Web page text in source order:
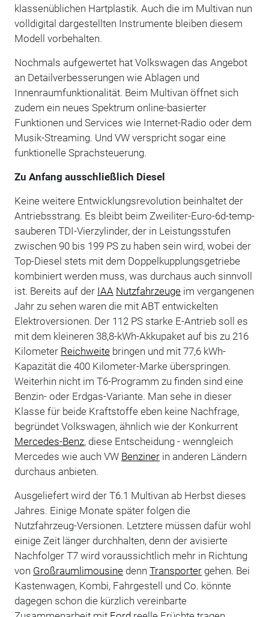
klassenüblichen Hartplastik. Auch die im Multivan nun
volldigital dargestellten Instrumente bleiben diesem
Modell vorbehalten.
Nochmals aufgewertet hat Volkswagen das Angebot
an Detailverbesserungen wie Ablagen und
Innenraumfunktionalität. Beim Multivan öffnet sich
zudem ein neues Spektrum online-basierter
Funktionen und Services wie Internet-Radio oder dem
Musik-Streaming. Und VW verspricht sogar eine
funktionelle Sprachsteuerung.
Zu Anfang ausschließlich Diesel
Keine weitere Entwicklungsrevolution beinhaltet der
Antriebsstrang. Es bleibt beim Zweiliter-Euro-6d-temp-
sauberen TDI-Vierzylinder, der in Leistungsstufen
zwischen 90 bis 199 PS zu haben sein wird, wobei der
Top-Diesel stets mit dem Doppelkupplungsgetriebe
kombiniert werden muss, was durchaus auch sinnvoll
ist. Bereits auf der IAA Nutzfahrzeugeim vergangenen
Jahr zu sehen waren die mit ABT entwickelten
Elektroversionen. Der 112 PS starke E-Antrieb soll es
mit dem kleineren 38,8-kWh-Akkupaket auf bis zu 216
Kilometer Reichweitebringen und mit 77,6 kWh-
Kapazität die 400 Kilometer-Marke überspringen.
Weiterhin nicht im T6-Programm zu finden sind eine
Benzin- oder Erdgas-Variante. Man sehe in dieser
Klasse für beide Kraftstoffe eben keine Nachfrage,
begründet Volkswagen, ähnlich wie der Konkurrent
Mercedes-Benz, diese Entscheidung - wenngleich
Mercedes wie auch VW Benzinerin anderen Ländern
durchaus anbieten.
Ausgeliefert wird der T6.1 Multivan ab Herbst dieses
Jahres. Einige Monate später folgen die
Nutzfahrzeug-Versionen. Letztere müssen dafür wohl
einige Zeit länger durchhalten, denn der avisierte
Nachfolger T7 wird voraussichtlich mehr in Richtung
von Großraumlimousinedenn Transportergehen. Bei
Kastenwagen, Kombi, Fahrgestell und Co. könnte
dagegen schon die kürzlich vereinbarte